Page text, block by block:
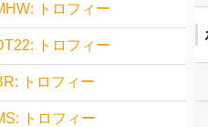
トロフィー
トロフィー
トロフィー
トロフィー